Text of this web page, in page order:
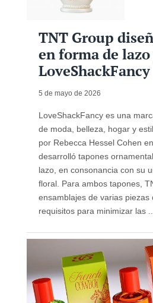
TNT Group
en forma de
LoveShackFancy
5 de mayo de 2026
LoveShackFancy es una
de moda, belleza, hogar y
por Rebecca Hessel Cohen
desarrolló tapones
lazo, en consonancia con su
floral. Para ambos tapones,
ensamblajes de varias piezas
requisitos para minimizar las ...